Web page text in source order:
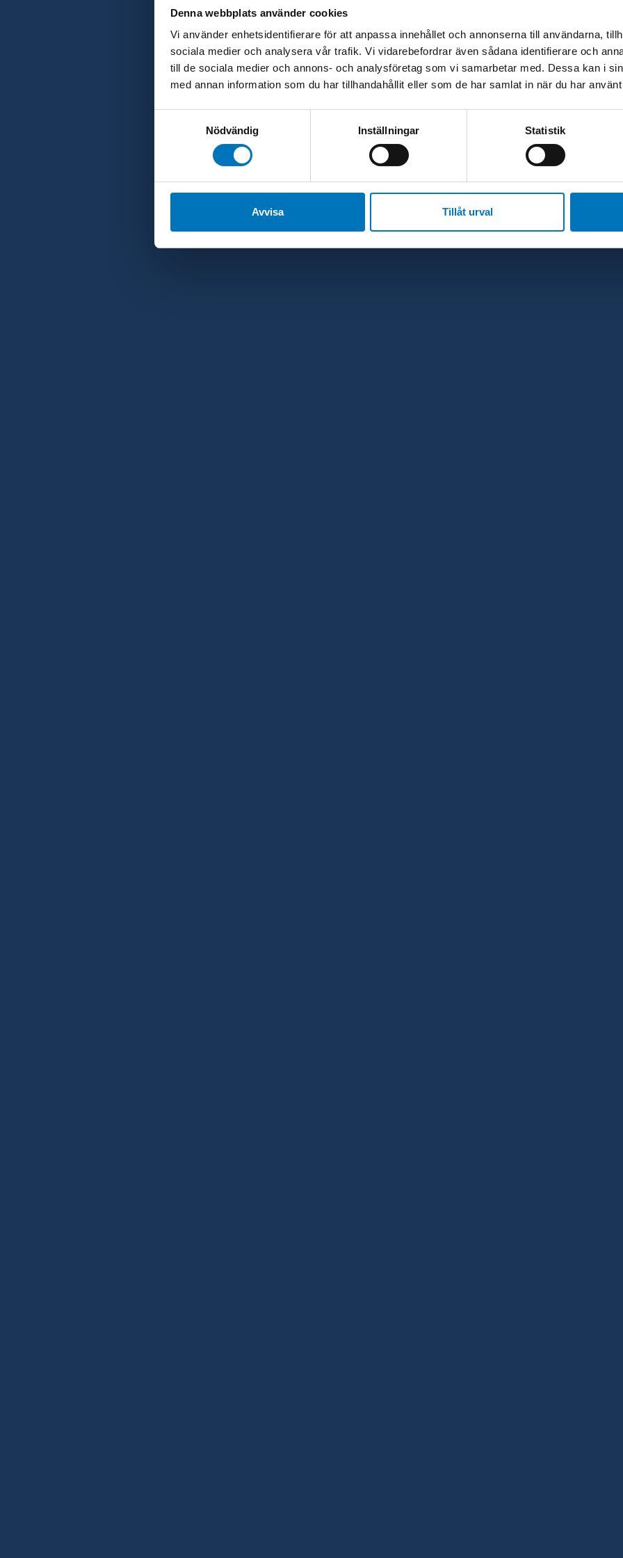
Denna webbplats använder cookies
Vi använder enhetsidentifierare för att anpassa innehållet och annonserna till användarna,
sociala medier och analysera vår trafik. Vi vidarebefordrar även sådana identifierare och
till de sociala medier och annons- och analysföretag som vi samarbetar med. Dessa kan i
med annan information som du har tillhandahållit eller som de har samlat in när du har
Nödvändig
Inställningar Statistik
Avvisa Tillåt urval
1980-talet
Det glada 80-